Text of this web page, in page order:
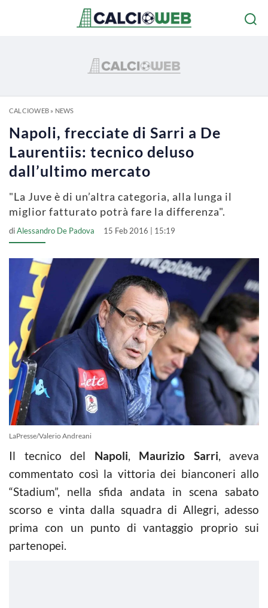
CALCIOWEB» NEWS
Napoli, frecciate di Sarri a De
Laurentiis: tecnico deluso
dall’ultimo mercato
"La Juve è di un’altra categoria, alla lunga il
miglior fatturato potrà fare la differenza".
diAlessandro De Padova 15 Feb 2016 | 15:19
LaPresse/Valerio Andreani
Il tecnico del Napoli, Maurizio Sarri, aveva
commentato così la vittoria dei bianconeri allo
“Stadium”, nella sfida andata in scena sabato
scorso e vinta dalla squadra di Allegri, adesso
prima con un punto di vantaggio proprio sui
partenopei.